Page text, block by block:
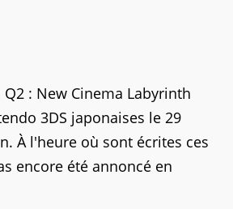
: New Cinema Labyrinth
3DS japonaises le 29
À l'heure où sont écrites ces
encore été annoncé en